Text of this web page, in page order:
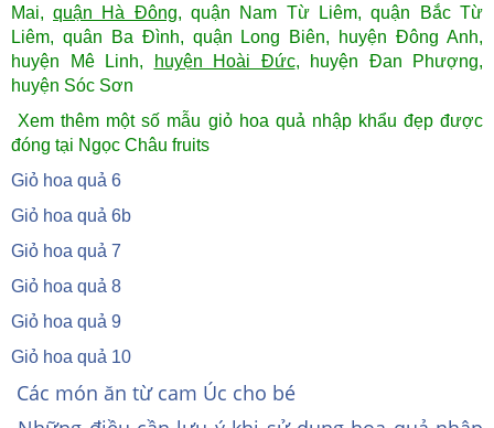
Mai, quận Hà Đông, quận Nam Từ Liêm, quận Bắc Từ
Liêm, quân Ba Đình, quận Long Biên, huyện Đông Anh,
huyện Mê Linh,
huyện Hoài Đức, huyện Đan Phượng,
huyện Sóc Sơn
Xem thêm một số mẫu giỏ hoa quả nhập khẩu đẹp được
đóng tại Ngọc Châu fruits
Giỏ hoa quả 6
Giỏ hoa quả 6b
Giỏ hoa quả 7
Giỏ hoa quả 8
Giỏ hoa quả 9
Giỏ hoa quả 10
Các món ăn từ cam Úc cho bé